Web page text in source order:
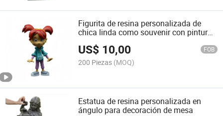
Figurita de resina personalizada de
chica linda como souvenir con pintura
US$ 10,00 FOB
200 Piezas (MOQ)
Estatua de resina personalizada en
ángulo para decoración de mesa